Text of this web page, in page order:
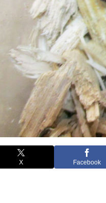
X Facebook